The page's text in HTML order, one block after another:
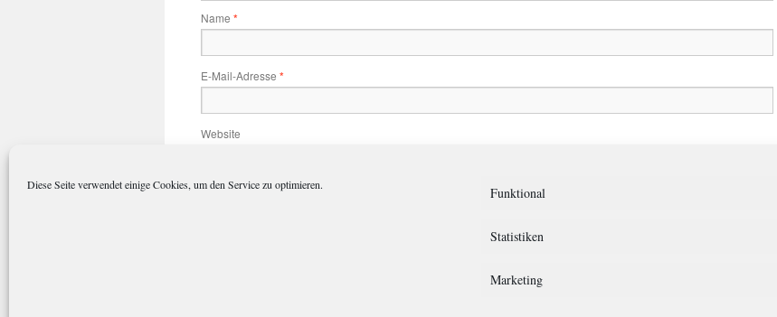
Diese Seite verwendet einige Cookies, um den Service zu optimieren. Funktional
Statistiken
Marketing
Name *
E-Mail-Adresse *
Website
Name, E-Mail-Adresse und Website in diesem Browser für meinen nächsten Kommentar speichern.